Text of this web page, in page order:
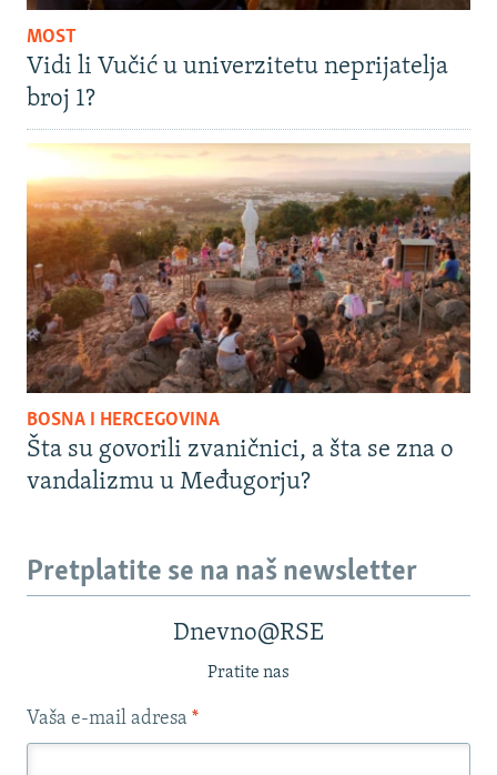
MOST
Vidi li Vučić u univerzitetu neprijatelja
broj 1?
BOSNA I HERCEGOVINA
Šta su govorili zvaničnici, a šta se zna o
vandalizmu u Međugorju?
Pretplatite se na naš newsletter
Dnevno@RSE
Pratite nas
Vaša e-mail adresa *